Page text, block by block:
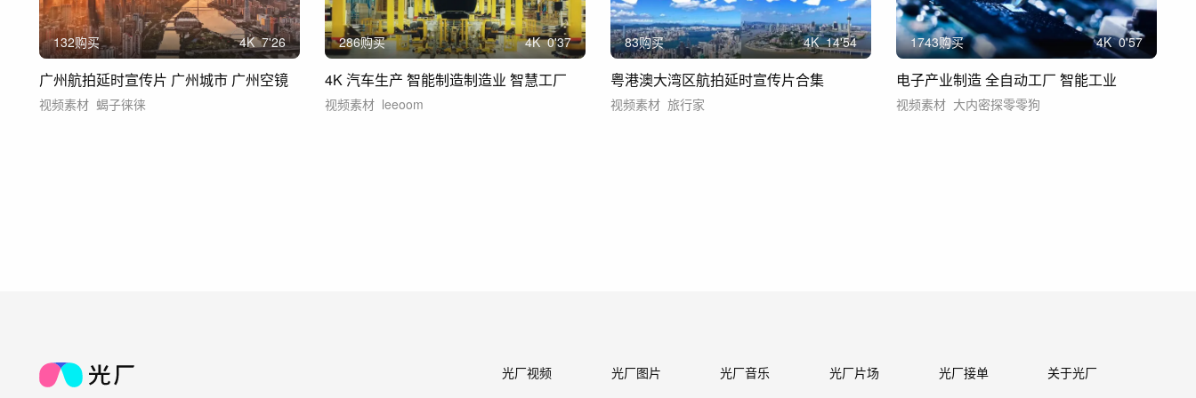
132购买 4K 7'26
广州航拍延时宣传片 广州城市 广州空镜
视频素材 蝎子徕徕
286购买 4K 0'37
4K 汽车生产 智能制造制造业 智慧工厂
视频素材 leeoom
83购买 4K 14'54
粤港澳大湾区航拍延时宣传片合集
视频素材 旅行家
1743购买 4K 0'57
电子产业制造 全自动工厂 智能工业
视频素材 大内密探零零狗
光厂视频 光厂图片 光厂音乐 光厂片场 光厂接单 关于光厂